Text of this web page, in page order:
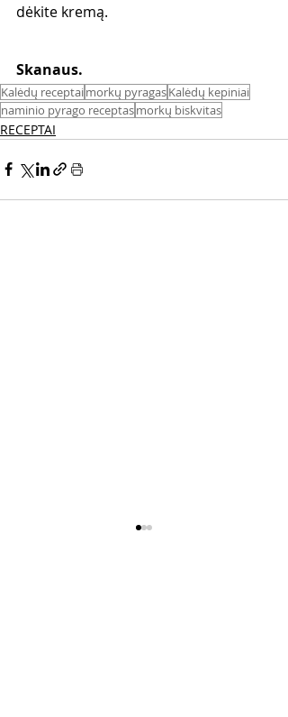
dėkite kremą.
Skanaus.
Kalėdų receptaimorkų pyragasKalėdų kepiniai
naminio pyrago receptasmorkų biskvitas
RECEPTAI